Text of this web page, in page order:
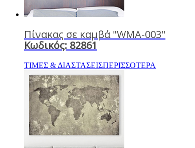
Πίνακας σε καμβά "WMA-003"
Κωδικός: 82861
ΤΙΜΕΣ & ΔΙΑΣΤΑΣΕΙΣΠΕΡΙΣΣΟΤΕΡΑ